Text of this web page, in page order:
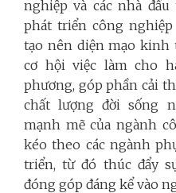
nghiệp và các nhà
phát triển công
tạo nên diện mạo kinh
cơ hội việc làm cho
phương, góp phần cải
chất lượng đời sống
mạnh mẽ của ngành
kéo theo các ngành
triển, từ đó thúc đẩy
đóng góp đáng kể vào